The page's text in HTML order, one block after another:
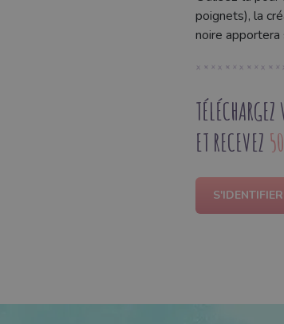
poignets), la
noire apportera
ET RECEVEZ
S'IDENTIFIER